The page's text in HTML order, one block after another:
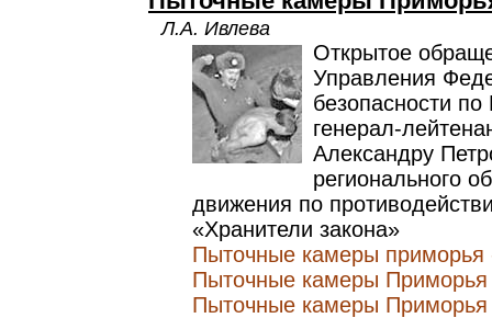
Л.А. Ивлева
Открытое
Управления
безопасности
генерал-
Александру
регионального
движения по
«Хранители закона»
Пыточные камеры приморья
Пыточные камеры Приморья
Пыточные камеры Приморья